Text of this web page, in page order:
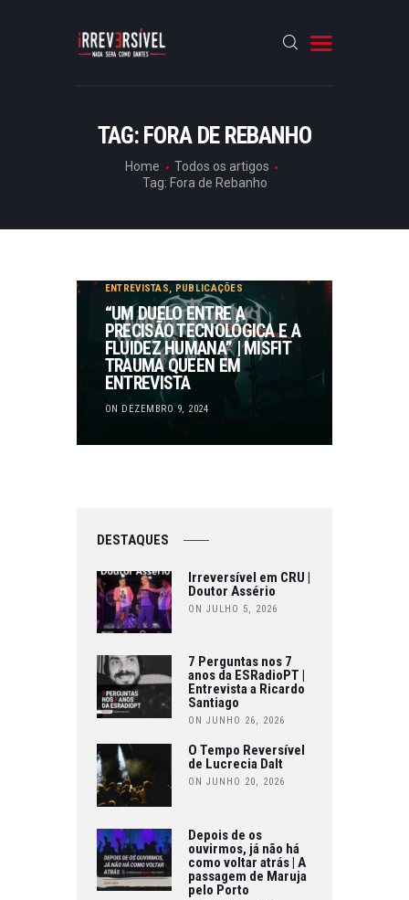
TAG: FORA DE REBANHO
Home
Todos os artigos
Tag: Fora de Rebanho
HOME
CRÓNICAS
ENTREVISTAS
RUBRICAS
ENTREVISTAS, PUBLICAÇÕES
“UM DUELO ENTRE A
PRECISÃO TECNOLÓGICA E A
FLUIDEZ HUMANA” | MISFIT
TRAUMA QUEEN EM
ENTREVISTA
ON DEZEMBRO 9, 2024
DESTAQUES
Irreversível em CRU |
Doutor Assério
ON JULHO 5, 2026
7 Perguntas nos 7
anos da ESRadioPT |
Entrevista a Ricardo
Santiago
ON JUNHO 26, 2026
O Tempo Reversível
de Lucrecia Dalt
ON JUNHO 20, 2026
Depois de os
ouvirmos, já não há
como voltar atrás | A
passagem de Maruja
pelo Porto